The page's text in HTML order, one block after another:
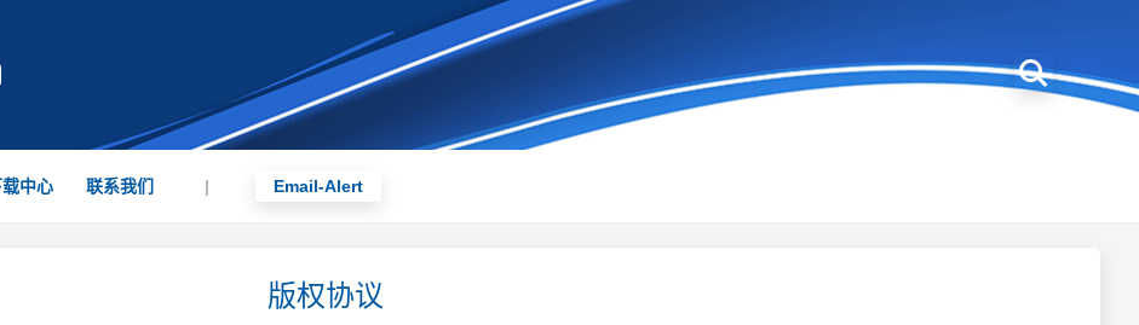
中心 联系我们 | Email-Alert
版权协议